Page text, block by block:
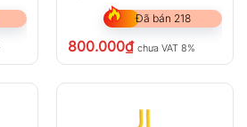
Đã bán 218
800.000₫ chưa VAT 8%